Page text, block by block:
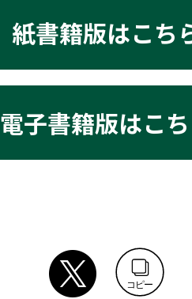
紙書籍版はこち
電子書籍版はこ
コピー